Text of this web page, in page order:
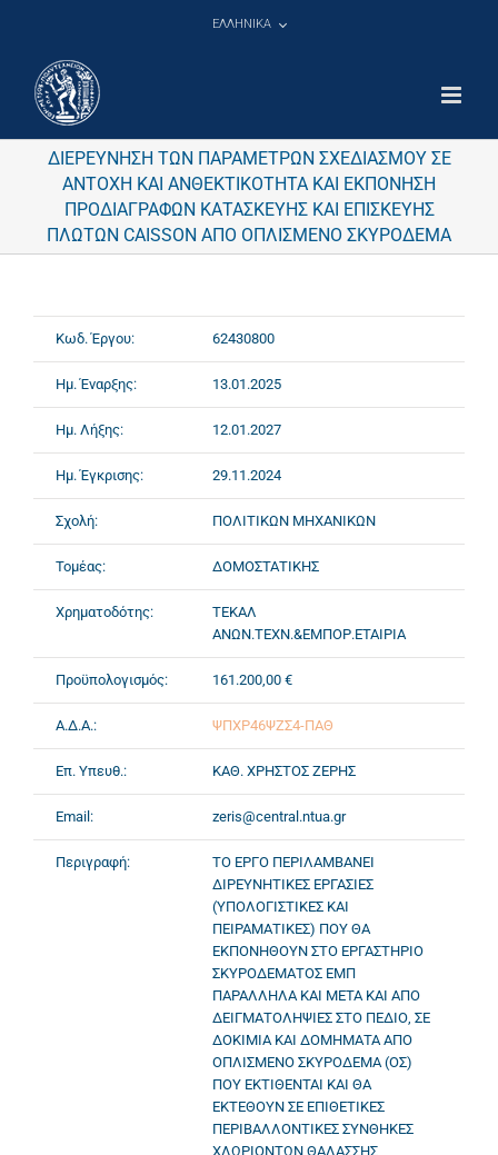
ΕΛΛΗΝΙΚΑ
ΔΙΕΡΕΥΝΗΣΗ ΤΩΝ ΠΑΡΑΜΕΤΡΩΝ ΣΧΕΔΙΑΣΜΟΥ ΣΕ
ΑΝΤΟΧΗ ΚΑΙ ΑΝΘΕΚΤΙΚΟΤΗΤΑ ΚΑΙ ΕΚΠΟΝΗΣΗ
ΠΡΟΔΙΑΓΡΑΦΩΝ ΚΑΤΑΣΚΕΥΗΣ ΚΑΙ ΕΠΙΣΚΕΥΗΣ
ΠΛΩΤΩΝ CAISSON ΑΠΟ ΟΠΛΙΣΜΕΝΟ ΣΚΥΡΟΔΕΜΑ
Κωδ. Έργου: 62430800
Ημ. Έναρξης: 13.01.2025
Ημ. Λήξης: 12.01.2027
Ημ. Έγκρισης: 29.11.2024
Σχολή: ΠΟΛΙΤΙΚΩΝ ΜΗΧΑΝΙΚΩΝ
Τομέας: ΔΟΜΟΣΤΑΤΙΚΗΣ
Χρηματοδότης:
ΤΕΚΑΛ
ΑΝΩΝ.ΤΕΧΝ.&ΕΜΠΟΡ.ΕΤΑΙΡΙΑ
Προϋπολογισμός: 161.200,00 €
Α.Δ.Α.: ΨΠΧΡ46ΨΖΣ4-ΠΑΘ
Επ. Υπευθ.: ΚΑΘ. ΧΡΗΣΤΟΣ ΖΕΡΗΣ
Email: zeris@central.ntua.gr
Περιγραφή:
ΤΟ ΕΡΓΟ ΠΕΡΙΛΑΜΒΑΝΕΙ
ΔΙΡΕΥΝΗΤΙΚΕΣ ΕΡΓΑΣΙΕΣ
(ΥΠΟΛΟΓΙΣΤΙΚΕΣ ΚΑΙ
ΠΕΙΡΑΜΑΤΙΚΕΣ) ΠΟΥ ΘΑ
ΕΚΠΟΝΗΘΟΥΝ ΣΤΟ ΕΡΓΑΣΤΗΡΙΟ
ΣΚΥΡΟΔΕΜΑΤΟΣ ΕΜΠ
ΠΑΡΑΛΛΗΛΑ ΚΑΙ ΜΕΤΑ ΚΑΙ ΑΠΟ
ΔΕΙΓΜΑΤΟΛΗΨΙΕΣ ΣΤΟ ΠΕΔΙΟ, ΣΕ
ΔΟΚΙΜΙΑ ΚΑΙ ΔΟΜΗΜΑΤΑ ΑΠΟ
ΟΠΛΙΣΜΕΝΟ ΣΚΥΡΟΔΕΜΑ (ΟΣ)
ΠΟΥ ΕΚΤΙΘΕΝΤΑΙ ΚΑΙ ΘΑ
ΕΚΤΕΘΟΥΝ ΣΕ ΕΠΙΘΕΤΙΚΕΣ
ΠΕΡΙΒΑΛΛΟΝΤΙΚΕΣ ΣΥΝΘΗΚΕΣ
ΧΛΩΡΙΟΝΤΩΝ ΘΑΛΑΣΣΗΣ